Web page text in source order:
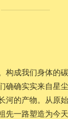
构成我们身体的
确实实来自星尘
河的产物。从原
一路塑造为今天